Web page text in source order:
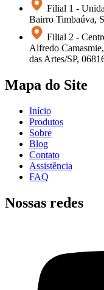
Filial 1 -
Bairro Timbaúva,
Filial 2 -
Alfredo
das Artes/SP,
Mapa do Site
Início
Produtos
Sobre
Blog
Contato
Assistência
FAQ
Nossas redes